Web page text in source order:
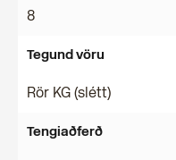
8
Tegund vöru
Rör KG (slétt)
Tengiaðferð